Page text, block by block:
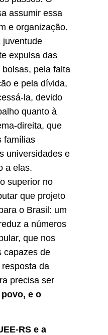
assumir essa
e organização.
juventude
expulsa das
pela falta
e pela dívida,
la, devido
quanto à
direita, que
famílias
universidades e
a elas.
superior no
que projeto
o Brasil: um
a números
que nos
capazes de
da
precisa ser
e o
RS e a